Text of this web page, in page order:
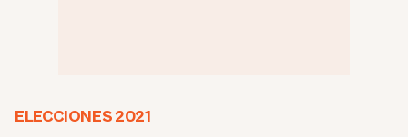
ELECCIONES 2021